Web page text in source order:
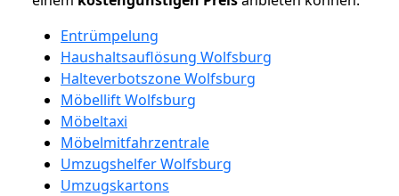
Entrümpelung
Haushaltsauflösung Wolfsburg
Halteverbotszone Wolfsburg
Möbellift Wolfsburg
Möbeltaxi
Möbelmitfahrzentrale
Umzugshelfer Wolfsburg
Umzugskartons